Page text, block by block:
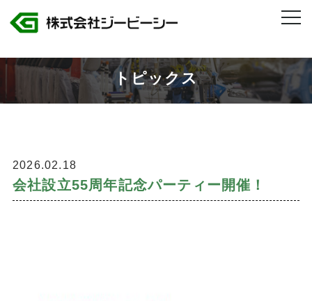
株式会社ジービーシー 岐阜県・愛知県のトヨタグループ製造人材派遣
>会社設立55周年記念パーティー開催！
トピックス
2026.02.18
会社設立55周年記念パーティー開催！